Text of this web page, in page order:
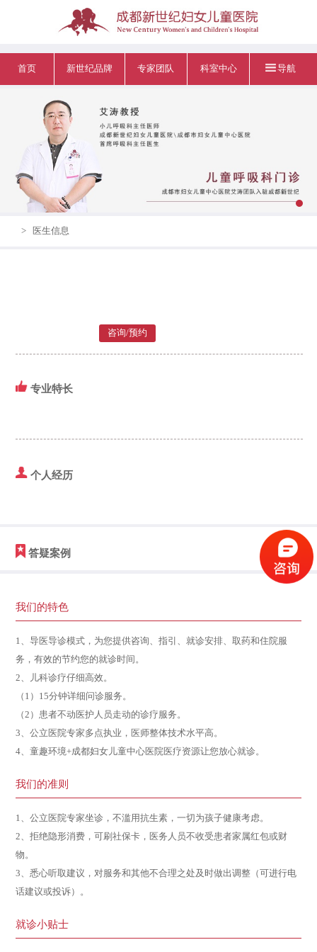
首页 新世纪品牌 专家团队 科室中心 导航
> 医生信息
咨询/预约
专业特长
个人经历
答疑案例
我们的特色
1、导医导诊模式，为您提供咨询、指引、就诊安排、取药和住院服
务，有效的节约您的就诊时间。
2、儿科诊疗仔细高效。
（1）15分钟详细问诊服务。
（2）患者不动医护人员走动的诊疗服务。
3、公立医院专家多点执业，医师整体技术水平高。
4、童趣环境+成都妇女儿童中心医院医疗资源让您放心就诊。
我们的准则
1、公立医院专家坐诊，不滥用抗生素，一切为孩子健康考虑。
2、拒绝隐形消费，可刷社保卡，医务人员不收受患者家属红包或财
物。
3、悉心听取建议，对服务和其他不合理之处及时做出调整（可进行电
话建议或投诉）。
就诊小贴士